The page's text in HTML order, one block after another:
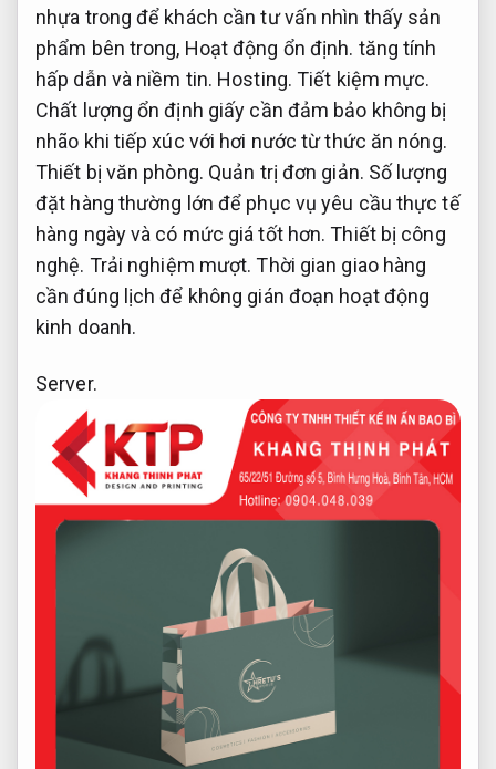
nhựa trong để khách cần tư vấn nhìn thấy sản
phẩm bên trong, Hoạt động ổn định. tăng tính
hấp dẫn và niềm tin. Hosting. Tiết kiệm mực.
Chất lượng ổn định giấy cần đảm bảo không bị
nhão khi tiếp xúc với hơi nước từ thức ăn nóng.
Thiết bị văn phòng. Quản trị đơn giản. Số lượng
đặt hàng thường lớn để phục vụ yêu cầu thực tế
hàng ngày và có mức giá tốt hơn.Thiết bị công
nghệ. Trải nghiệm mượt. Thời gian giao hàng
cần đúng lịch để không gián đoạn hoạt động
kinh doanh.
Server.